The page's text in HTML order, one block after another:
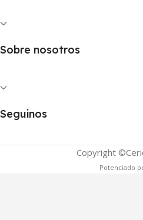
Sobre nosotros
Seguinos
Copyright
Potenciado